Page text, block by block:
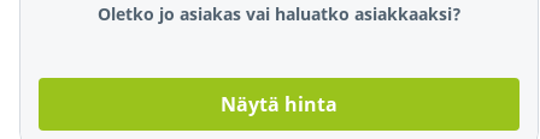
Oletko jo asiakas vai haluatko asiakkaaksi?
Näytä hinta